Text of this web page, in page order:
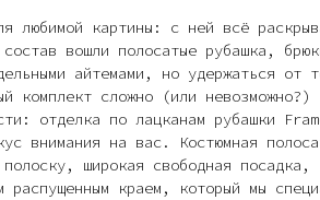
любимой картины: с ней всё
вошли полосатые рубашка,
айтемами, но удержаться от
комплект сложно (или невозможно?)
отделка по лацканам рубашки
внимания на вас. Костюмная
широкая свободная посадка,
распущенным краем, который мы